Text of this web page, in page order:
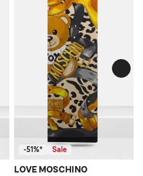
-51%* Sale
LOVE MOSCHINO